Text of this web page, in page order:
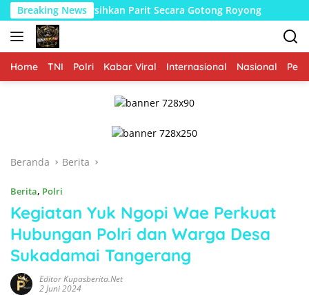
Langsung
ke
konten
Breaking News
Bersihkan Parit Secara Gotong Royong Babinsa
Home TNI Polri Kabar Viral Internasional Nasional
Beranda Berita
Berita, Polri
Kegiatan Yuk Ngopi Wae Perkuat
Hubungan Polri dan Warga Desa
Sukadamai Tangerang
Editor Kupasberita.net
2 Juni 2024